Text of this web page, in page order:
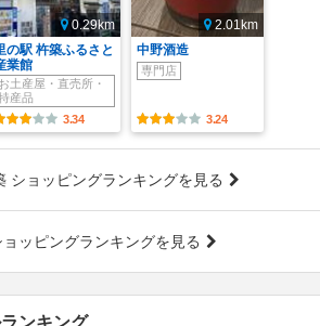
0.29km
の駅 杵築ふるさと
業館
お土産屋・直売所・
産品
3.34
2.01km
中野酒造
専門店
3.24
ショッピングランキングを見る
ッピングランキングを見る
ンキング